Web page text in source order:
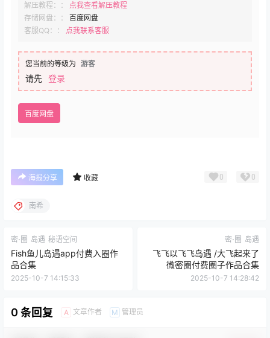
解压教程：：
点我查看解压教程
存储网盘：：
百度网盘
客服QQ：：
点我联系客服
您当前的等级为 游客
请先 登录
百度网盘
海报分享 收藏 0 0
南希
密⋅圈 岛遇 秘语空间
Fish鱼儿岛遇app付费入圈作
品合集
2025-10-7 14:15:33
密⋅圈 岛遇
飞飞以飞飞岛遇 /大飞起来了
微密圈付费圈子作品合集
2025-10-7 14:28:42
0 条回复 A 文章作者 M 管理员